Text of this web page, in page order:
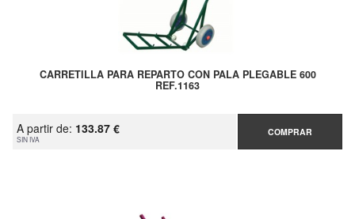
CARRETILLA PARA REPARTO CON PALA PLEGABLE 600
REF.1163
A partir de: 133.87 €
SIN IVA
COMPRAR